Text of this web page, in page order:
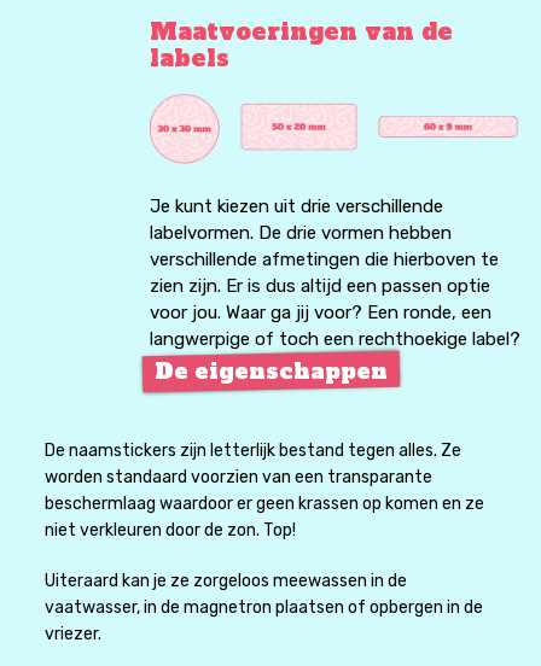
Maatvoeringen van de
labels
Je kunt kiezen uit drie verschillende
labelvormen. De drie vormen hebben
verschillende afmetingen die hierboven te
zien zijn. Er is dus altijd een passen optie
voor jou. Waar ga jij voor? Een ronde, een
langwerpige of toch een rechthoekige label?
De eigenschappen
De naamstickers zijn letterlijk bestand tegen alles. Ze
worden standaard voorzien van een transparante
beschermlaag waardoor er geen krassen op komen en ze
niet verkleuren door de zon. Top!
Uiteraard kan je ze zorgeloos meewassen in de
vaatwasser, in de magnetron plaatsen of opbergen in de
vriezer.